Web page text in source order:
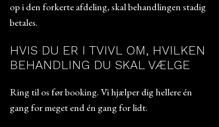
op i den forkerte afdeling, skal behandlingen stadig
betales.
HVIS DU ER I TVIVL OM, HVILKEN
BEHANDLING DU SKAL VÆLGE
Ring til os før booking. Vi hjælper dig hellere én
gang for meget end én gang for lidt.